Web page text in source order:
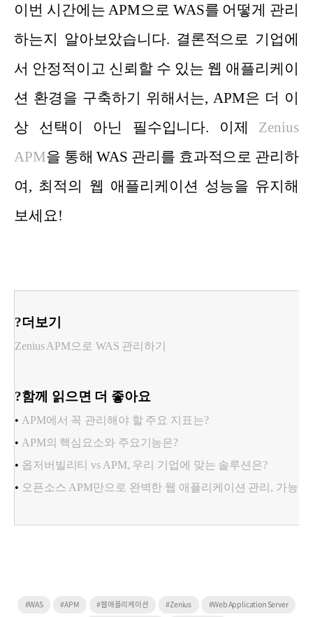
이번 시간에는 APM으로 WAS를 어떻게 관리
하는지 알아보았습니다. 결론적으로 기업에
서 안정적이고 신뢰할 수 있는 웹 애플리케이
션 환경을 구축하기 위해서는, APM은 더 이
상 선택이 아닌 필수입니다. 이제
Zenius
APM을 통해 WAS 관리를 효과적으로 관리하
여, 최적의 웹 애플리케이션 성능을 유지해
보세요!
?더보기
Zenius APM으로 WAS 관리하기
?함께 읽으면 더 좋아요
• APM에서 꼭 관리해야 할 주요 지표는?
• APM의 핵심요소와 주요기능은?
• 옵저버빌리티 vs APM, 우리 기업에 맞는 솔루션은?
• 오픈소스 APM만으로 완벽한 웹 애플리케이션 관리, 가능할
#WAS #APM #웹애플리케이션 #Zenius
#Web Application Server